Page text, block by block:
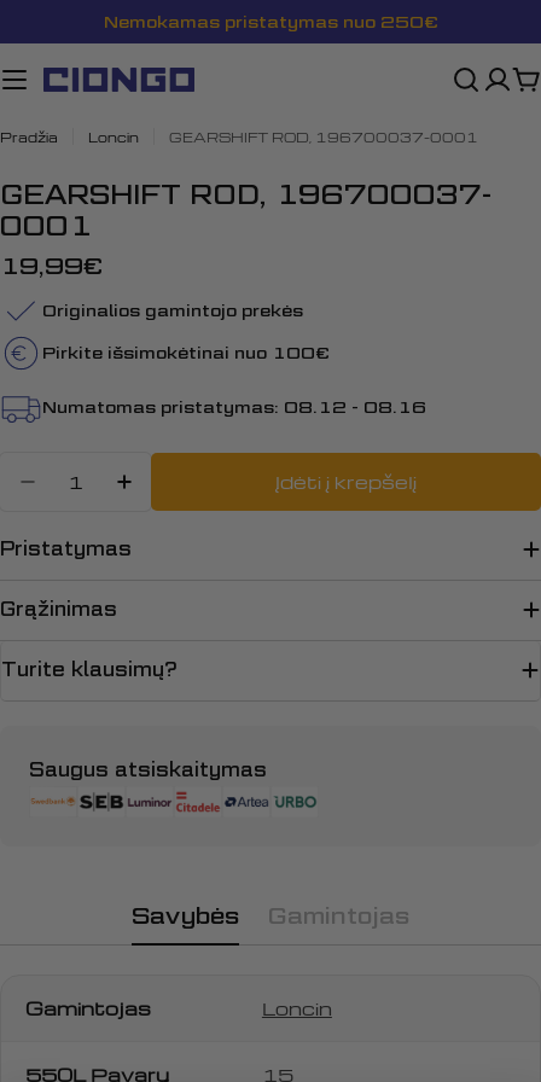
prie
turinio
Nemokamas pristatymas nuo 250€
Pradžia Loncin GEARSHIFT ROD, 196700037-0001
GEARSHIFT ROD, 196700037-
0001
Įprasta
kaina
19,99€
Originalios gamintojo prekės
Pirkite išsimokėtinai nuo 100€
Numatomas pristatymas: 08.12 - 08.16
Sumažinti kiekį: GEARSHIFT
Padidinti GEARSHIFT ROD,
Įdėti į krepšelį
Pristatymas
Grąžinimas
Turite klausimų?
Saugus atsiskaitymas
Apmokėjimo
būdai
Savybės Gamintojas
Gamintojas Loncin
550L Pavarų
15